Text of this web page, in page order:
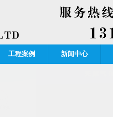
工程案例 新闻中心